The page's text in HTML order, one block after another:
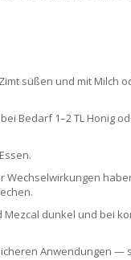
süßen und mit Milch
Bedarf 1–2 TL Honig
Wechselwirkungen
Mezcal dunkel und bei
Anwendungen —